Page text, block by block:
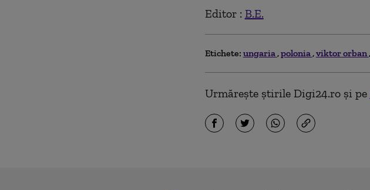
Editor : B.E.
Etichete: ungaria polonia viktor orban
Urmărește știrile Digi24.ro și pe